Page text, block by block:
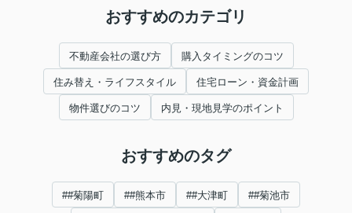
おすすめのカテゴリ
不動産会社の選び方 購入タイミングのコツ
住み替え・ライフスタイル 住宅ローン・資金計画
物件選びのコツ 内見・現地見学のポイント
おすすめのタグ
##菊陽町 ##熊本市 ##大津町 ##菊池市